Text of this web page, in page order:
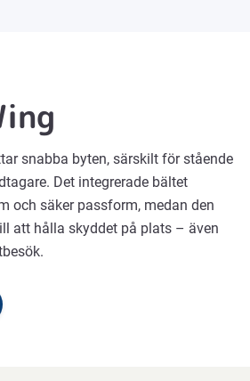
snabba byten, särskilt för stående
Det integrerade bältet
och säker passform, medan den
att hålla skyddet på plats – även